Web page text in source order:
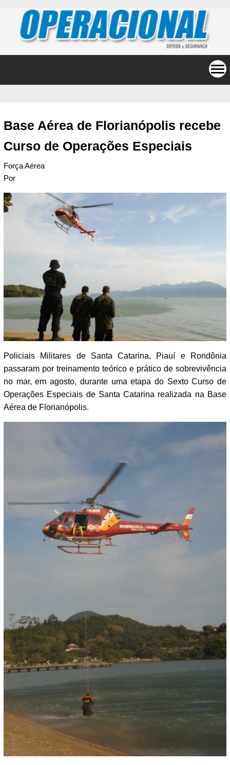
Base Aérea de Florianópolis recebe
Curso de Operações Especiais
Força Aérea
Por
Policiais Militares de Santa Catarina, Piauí e Rondônia
passaram por treinamento teórico e prático de sobrevivência
no mar, em agosto, durante uma etapa do Sexto Curso de
Operações Especiais de Santa Catarina realizada na Base
Aérea de Florianópolis.